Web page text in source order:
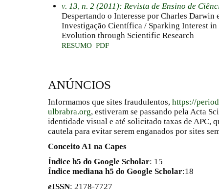
v. 13, n. 2 (2011): Revista de Ensino de
Despertando o Interesse por Charles
Investigação Científica / Sparking Interest
Evolution through Scientific Research
RESUMO PDF
ANÚNCIOS
Informamos que sites fraudulentos, https://
ulbrabra.org, estiveram se passando pela Acta
identidade visual e até solicitado taxas de APC,
cautela para evitar serem enganados por sites
Conceito A1 na Capes
Índice h5 do Google Scholar: 15
Índice mediana h5 do Google Scholar:18
eISSN: 2178-7727